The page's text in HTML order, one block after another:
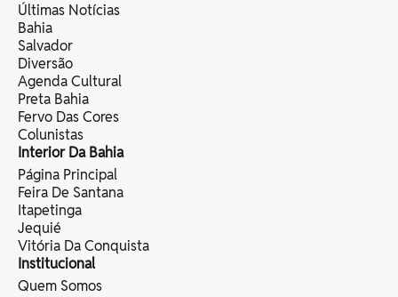
Últimas Notícias
Bahia
Salvador
Diversão
Agenda Cultural
Preta Bahia
Fervo Das Cores
Colunistas
Interior Da Bahia
Página Principal
Feira De Santana
Itapetinga
Jequié
Vitória Da Conquista
Institucional
Quem Somos